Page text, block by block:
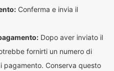
Conferma e invia il
Dopo aver inviato il
fornirti un numero di
pagamento. Conserva questo